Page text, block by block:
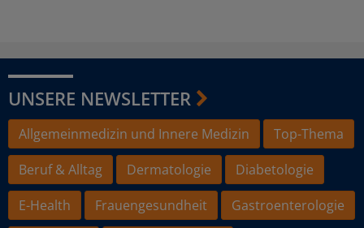
UNSERE NEWSLETTER
Allgemeinmedizin und Innere Medizin
Top-Thema
Beruf & Alltag
Dermatologie
Diabetologie
E-Health
Frauengesundheit
Gastroenterologie